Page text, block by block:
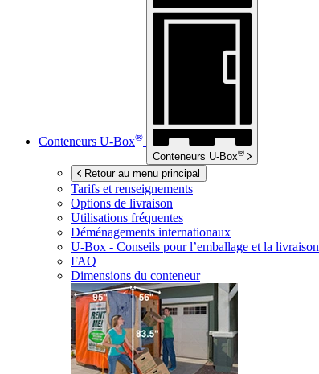
Conteneurs U-Box®
Conteneurs U-Box®
Retour au menu principal
Tarifs et renseignements
Options de livraison
Utilisations fréquentes
Déménagements internationaux
U-Box - Conseils pour l’emballage et la livraison
FAQ
Dimensions du conteneur